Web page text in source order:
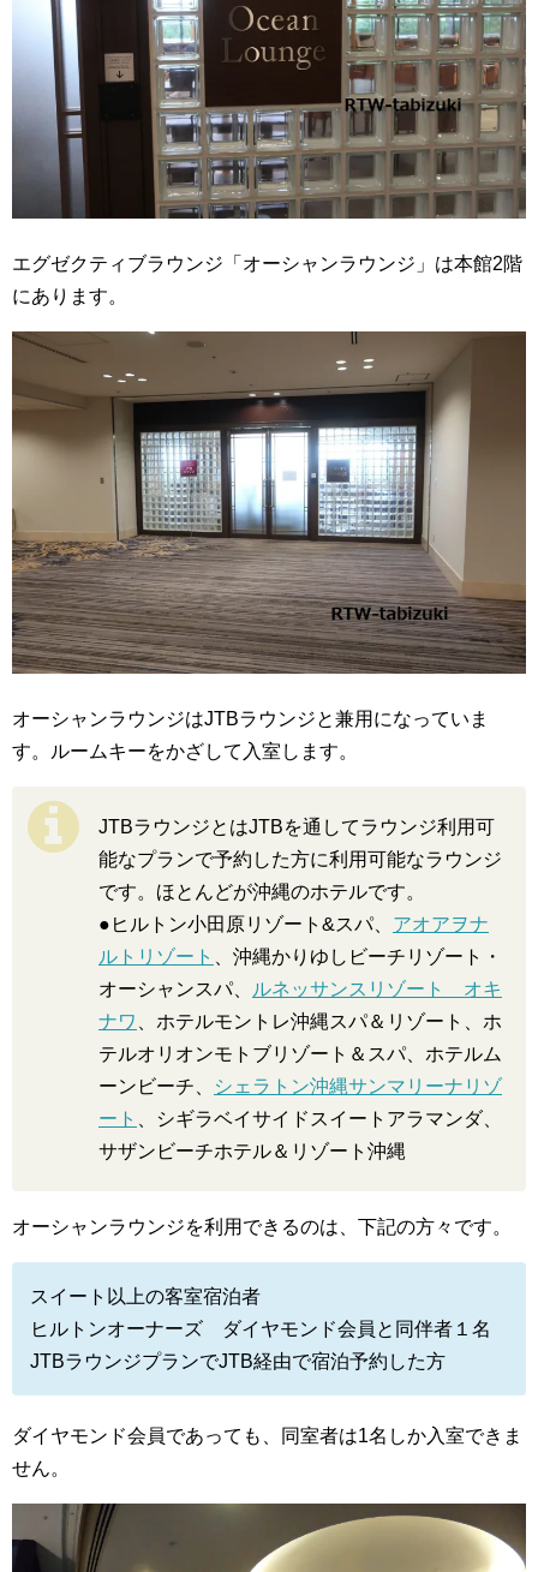
エグゼクティブラウンジ「オーシャンラウンジ」は本館2階
にあります。
オーシャンラウンジはJTBラウンジと兼用になっていま
す。ルームキーをかざして入室します。
JTBラウンジとはJTBを通してラウンジ利用可
能なプランで予約した方に利用可能なラウンジ
です。ほとんどが沖縄のホテルです。
●ヒルトン小田原リゾート&スパ、 アオアヲナ
ルトリゾート
、沖縄かりゆしビーチリゾート・
オーシャンスパ、
ルネッサンスリゾート オキ
ナワ
、ホテルモントレ沖縄スパ＆リゾート、ホ
テルオリオンモトブリゾート＆スパ、ホテルム
ーンビーチ、
シェラトン沖縄サンマリーナリゾ
ート
、シギラベイサイドスイートアラマンダ、
サザンビーチホテル＆リゾート沖縄
オーシャンラウンジを利用できるのは、下記の方々です。
スイート以上の客室宿泊者
ヒルトンオーナーズ ダイヤモンド会員と同伴者１名
JTBラウンジプランでJTB経由で宿泊予約した方
ダイヤモンド会員であっても、同室者は1名しか入室できま
せん。